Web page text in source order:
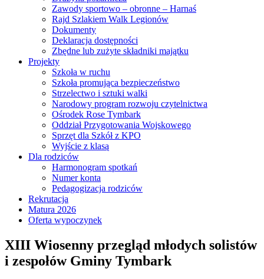
Zawody sportowo – obronne – Harnaś
Rajd Szlakiem Walk Legionów
Dokumenty
Deklaracja dostępności
Zbędne lub zużyte składniki majątku
Projekty
Szkoła w ruchu
Szkoła promująca bezpieczeństwo
Strzelectwo i sztuki walki
Narodowy program rozwoju czytelnictwa
Ośrodek Rose Tymbark
Oddział Przygotowania Wojskowego
Sprzęt dla Szkół z KPO
Wyjście z klasą
Dla rodziców
Harmonogram spotkań
Numer konta
Pedagogizacja rodziców
Rekrutacja
Matura 2026
Oferta wypoczynek
XIII Wiosenny przegląd młodych solistów
i zespołów Gminy Tymbark